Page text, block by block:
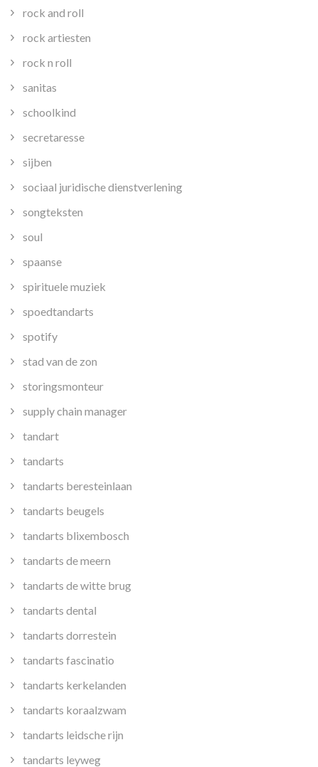
rock and roll
rock artiesten
rock n roll
sanitas
schoolkind
secretaresse
sijben
sociaal juridische dienstverlening
songteksten
soul
spaanse
spirituele muziek
spoedtandarts
spotify
stad van de zon
storingsmonteur
supply chain manager
tandart
tandarts
tandarts beresteinlaan
tandarts beugels
tandarts blixembosch
tandarts de meern
tandarts de witte brug
tandarts dental
tandarts dorrestein
tandarts fascinatio
tandarts kerkelanden
tandarts koraalzwam
tandarts leidsche rijn
tandarts leyweg